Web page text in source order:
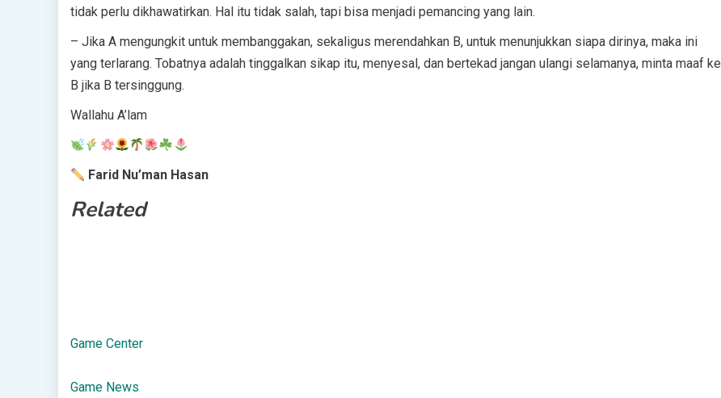
tidak perlu dikhawatirkan. Hal itu tidak salah, tapi bisa menjadi pemancing yang lain.
– Jika A mengungkit untuk membanggakan, sekaligus merendahkan B, untuk menunjukkan siapa dirinya, maka ini
yang terlarang. Tobatnya adalah tinggalkan sikap itu, menyesal, dan bertekad jangan ulangi selamanya, minta maaf ke
B jika B tersinggung.
Wallahu A’lam
Farid Nu’man Hasan
Related
Game Center
Game News